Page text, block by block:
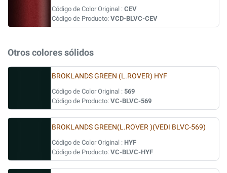
Código de Color Original : CEV
Código de Producto: VCD-BLVC-CEV
Otros colores sólidos
BROKLANDS GREEN (L.ROVER) HYF
Código de Color Original : 569
Código de Producto: VC-BLVC-569
BROKLANDS GREEN(L.ROVER )(VEDI BLVC-569)
Código de Color Original : HYF
Código de Producto: VC-BLVC-HYF